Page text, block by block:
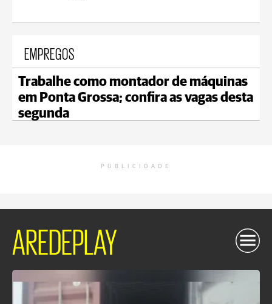
EMPREGOS
Trabalhe como montador de máquinas
em Ponta Grossa; confira as vagas desta
segunda
PUBLICIDADE
AREDEPLAY